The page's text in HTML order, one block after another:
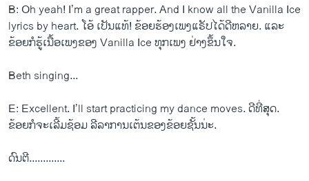
B: Oh yeah! I’m a great rapper. And I know all the Vanilla Ice
lyrics by heart. ​ໂອ້ ເປັນແທ້! ຂ້ອຍ​ຮ້ອງ​ເພງ​ແຣັປ​ໄດ້​ດີ​ຫລາຍ. ​ແລະ​
ຂ້ອຍ​ກໍ​ຮູ້​ເນື້ອ​ເພງ​ຂອງ Vanilla Ice ທຸກ​ເພງ ຢ່າງ​ຂຶ້ນ​ໃຈ.
Beth singing...
E: Excellent. I’ll start practicing my dance moves. ດີ​ທີ່​ສຸດ.
ຂ້ອຍ​ກໍ​ຈະ​ເລີ້ມ​ຊ້ອມ ​ລີລາ​ການ​ເຕ້ນ​ຂອງ​ຂ້ອຍ​ຊັ້ນ​ນ່ະ.
ດົນຕີ.............